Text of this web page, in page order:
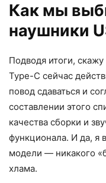
Как мы
наушники
Подводя итоги,
Type-C сейчас
повод сдаваться и
составлении этого
качества сборки и
функционала. И да, я
модели — никакого
хлама.